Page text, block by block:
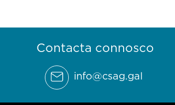
Contacta connosco
info@csag.gal